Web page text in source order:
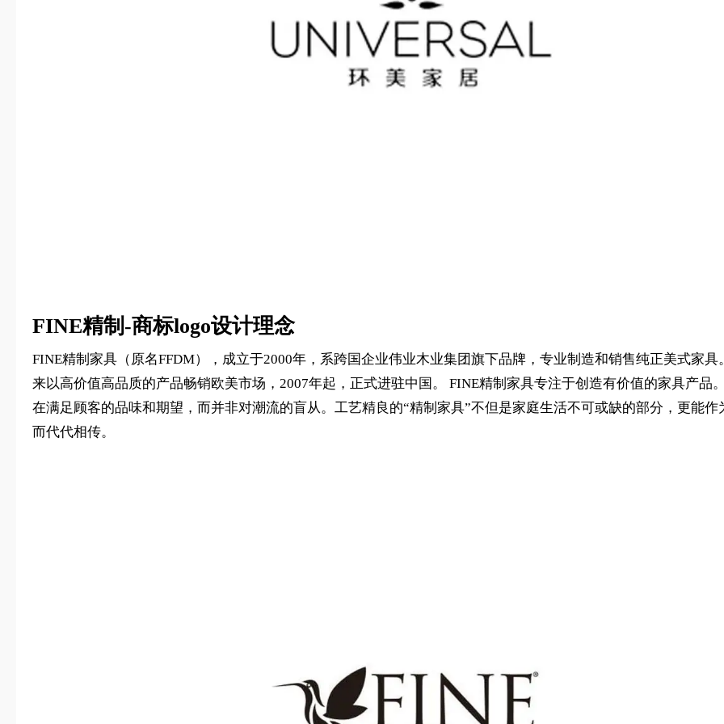
FINE精制-商标logo设计理念
FINE精制家具（原名FFDM），成立于2000年，系跨国企业伟业木业集团旗下品牌，专业制造和销售纯正美式家具
来以高价值高品质的产品畅销欧美市场，2007年起，正式进驻中国。 FINE精制家具专注于创造有价值的家具产品
在满足顾客的品味和期望，而并非对潮流的盲从。工艺精良的“精制家具”不但是家庭生活不可或缺的部分，更能作
而代代相传。